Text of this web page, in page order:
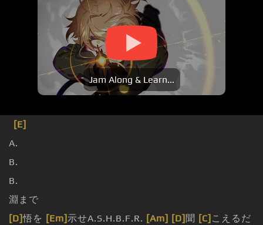
Jam Along & Learn...
[E]
A.
B.
B.
淵まで
[D]悟を [Em]示せA.S.H.B.F.R. [Am] [D] 聞 [C] こえるだ